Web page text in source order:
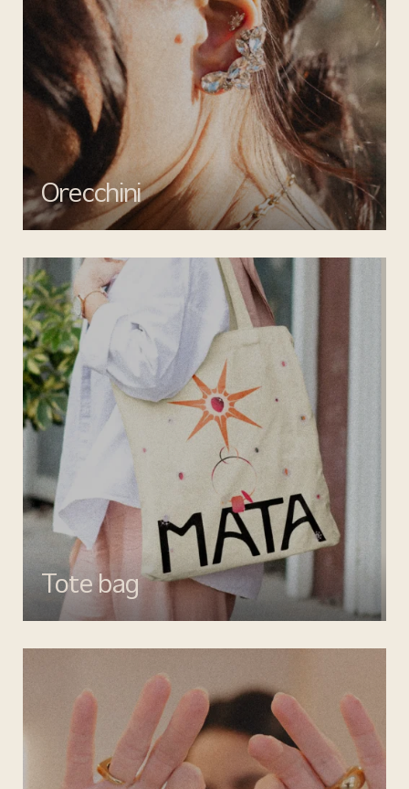
Orecchini
Valorizza ogni outfit con gli orecchini di Mata gioielli: creazioni
Tote bag
Esalta il tuo look con gli accessori MATA, dettagli di stile per ogni